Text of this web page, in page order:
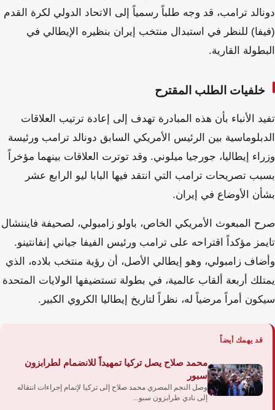
دونالد ترامب، قد وجه طلباً رسمياً إلى الاتحاد الدولي لكرة القدم
(فيفا) للنظر في استبدال منتخب إيران بنظيره الإيطالي في
البطولة القارية.
خلفيات الطلب المقترح
تفيد الأنباء بأن هذه المبادرة تهدف إلى إعادة ترتيب العلاقات
الدبلوماسية بين الرئيس الأمريكي السابق دونالد ترامب ورئيسة
وزراء إيطاليا، جورجيا ميلوني. وقد توترت العلاقات بينهما مؤخراً
بسبب تصريحات ترامب التي انتقد فيها البابا ليو الرابع عشر
بشأن الأوضاع في إيران.
صرح المبعوث الأمريكي الخاص، باولو زامبولي، لصحيفة فايننشال
تايمز مؤكداً اقتراحه على ترامب ورئيس الفيفا جياني إنفانتينو.
وأضاف زامبولي، وهو إيطالي الأصل، أن رؤية منتخب بلاده، الذي
يمتلك أربعة ألقاب عالمية، في بطولة تستضيفها الولايات المتحدة
سيكون أمراً مرضياً له، نظراً لتاريخ إيطاليا الكروي الكبير.
قد يهمك أيضاً
محمد صلاح يصل تركيا تمهيداً للانضمام لطرابزون
سبور
وصل النجم المصري محمد صلاح إلى تركيا لإتمام إجراءات انتقاله
إلى نادي طرابزون سبو...